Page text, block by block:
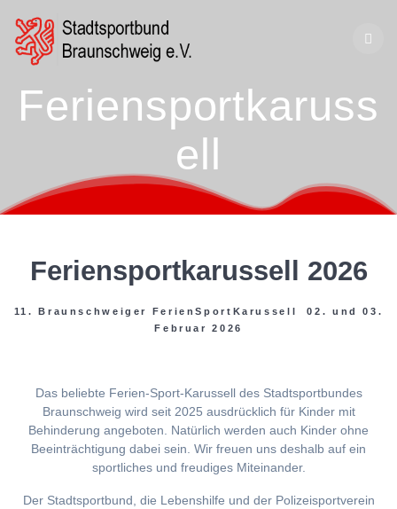
Feriensportkaruss
ell
Feriensportkarussell 2026
11. Braunschweiger FerienSportKarussell 02. und 03.
Februar 2026
Das beliebte Ferien-Sport-Karussell des Stadtsportbundes
Braunschweig wird seit 2025 ausdrücklich für Kinder mit
Behinderung angeboten. Natürlich werden auch Kinder ohne
Beeinträchtigung dabei sein. Wir freuen uns deshalb auf ein
sportliches und freudiges Miteinander.
Der Stadtsportbund, die Lebenshilfe und der Polizeisportverein